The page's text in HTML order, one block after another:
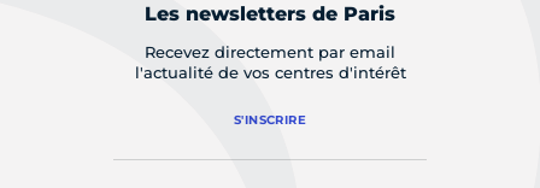
Les newsletters de Paris
Recevez directement par email
l'actualité de vos centres d'intérêt
S'INSCRIRE